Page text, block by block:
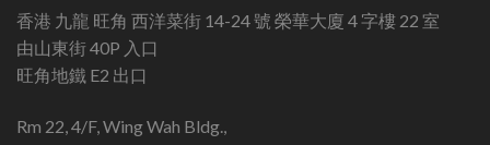
香港 九龍 旺角 西洋菜街 14-24 號 榮華大廈 4 字樓 22 室
由山東街 40P 入口
旺角地鐵 E2 出口
Rm 22, 4/F, Wing Wah Bldg.,